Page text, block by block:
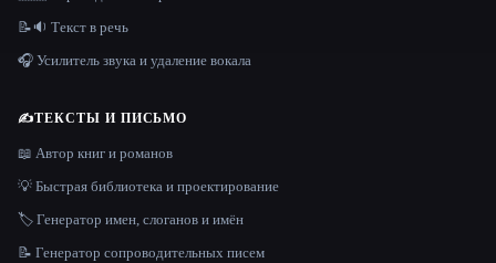
📝🔉 Текст в речь
🎧 Усилитель звука и удаление вокала
✍️ТЕКСТЫ И ПИСЬМО
📖 Автор книг и романов
💡 Быстрая библиотека и проектирование
🏷️ Генератор имен, слоганов и имён
📝 Генератор сопроводительных писем